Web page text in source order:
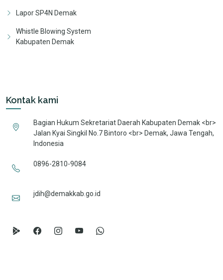
Lapor SP4N Demak
Whistle Blowing System
Kabupaten Demak
Kontak kami
Bagian Hukum Sekretariat Daerah Kabupaten Demak <br>
Jalan Kyai Singkil No.7 Bintoro <br> Demak, Jawa Tengah,
Indonesia
0896-2810-9084
jdih@demakkab.go.id